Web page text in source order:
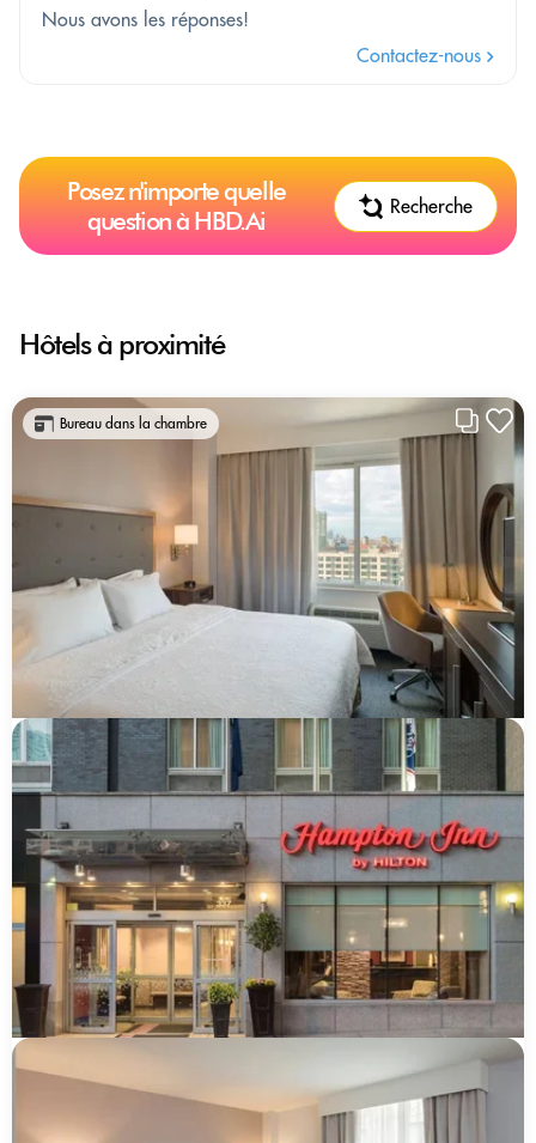
Nous avons les réponses!
Contactez-nous
Posez n'importe quelle
question à HBD.Ai
Recherche
Hôtels à proximité
Bureau dans la chambre